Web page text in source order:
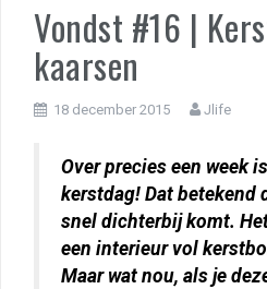
Vondst #16 |
kaarsen
18 december 2015 Jlife
Over precies een week
kerstdag! Dat betekend
snel dichterbij komt.
een interieur vol
Maar wat nou, als je